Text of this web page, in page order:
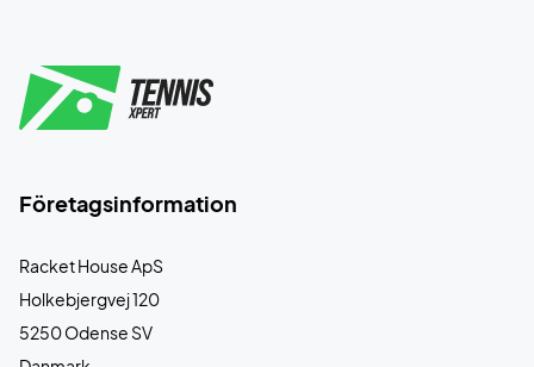
Företagsinformation
Racket House ApS
Holkebjergvej 120
5250 Odense SV